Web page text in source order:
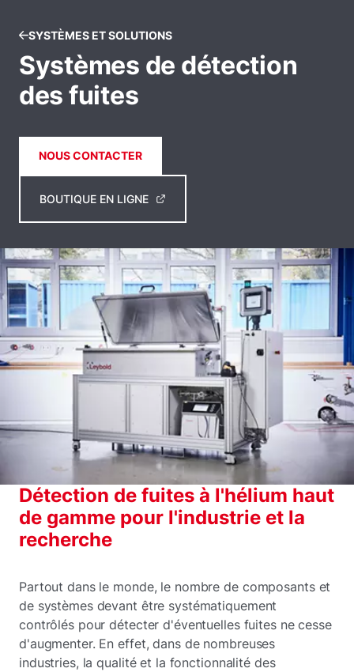
SYSTÈMES ET SOLUTIONS
Systèmes de détection
des fuites
NOUS CONTACTER
BOUTIQUE EN LIGNE
Détection de fuites à l'hélium haut
de gamme pour l'industrie et la
recherche
Partout dans le monde, le nombre de composants et
de systèmes devant être systématiquement
contrôlés pour détecter d'éventuelles fuites ne cesse
d'augmenter. En effet, dans de nombreuses
industries, la qualité et la fonctionnalité des